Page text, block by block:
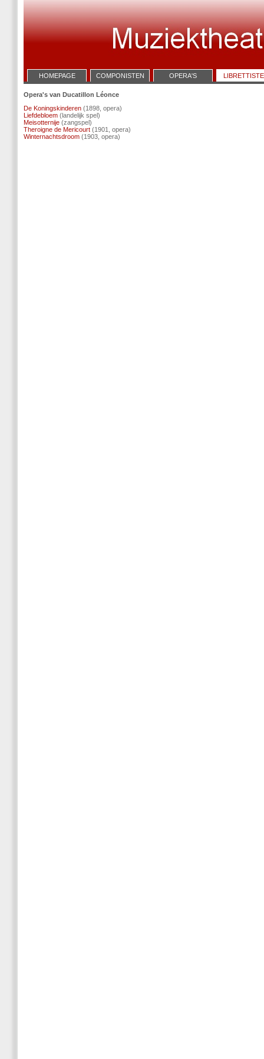
HOMEPAGE COMPONISTEN OPERA'S
Opera's van Ducatillon Léonce
De Koningskinderen (1898, opera)
Liefdebloem (landelijk spel)
Meisotternije (zangspel)
Theroigne de Mericourt (1901, opera)
Winternachtsdroom (1903, opera)